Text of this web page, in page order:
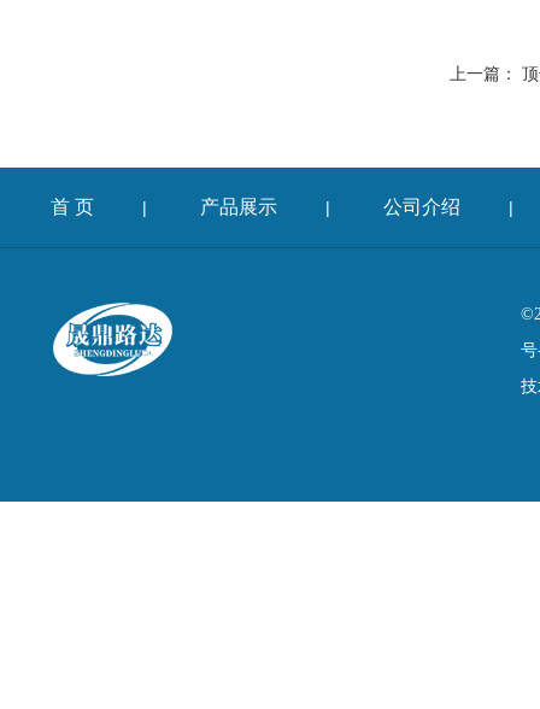
上一篇：
首 页 | 产品展示 | 公司介绍 |
号